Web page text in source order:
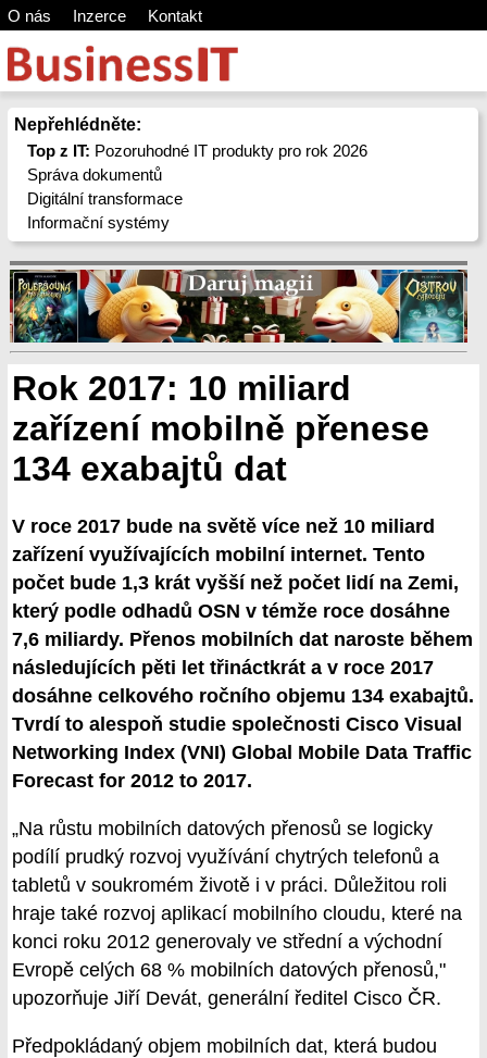
O nás Inzerce Kontakt
Nepřehlédněte:
Top z IT: Pozoruhodné IT produkty pro rok 2026
Správa dokumentů
Digitální transformace
Informační systémy
Rok 2017: 10 miliard
zařízení mobilně přenese
134 exabajtů dat
V roce 2017 bude na světě více než 10 miliard
zařízení využívajících mobilní internet. Tento
počet bude 1,3 krát vyšší než počet lidí na Zemi,
který podle odhadů OSN v témže roce dosáhne
7,6 miliardy. Přenos mobilních dat naroste během
následujících pěti let třináctkrát a v roce 2017
dosáhne celkového ročního objemu 134 exabajtů.
Tvrdí to alespoň studie společnosti Cisco Visual
Networking Index (VNI) Global Mobile Data Traffic
Forecast for 2012 to 2017.
„Na růstu mobilních datových přenosů se logicky
podílí prudký rozvoj využívání chytrých telefonů a
tabletů v soukromém životě i v práci. Důležitou roli
hraje také rozvoj aplikací mobilního cloudu, které na
konci roku 2012 generovaly ve střední a východní
Evropě celých 68 % mobilních datových přenosů,"
upozorňuje Jiří Devát, generální ředitel Cisco ČR.
Předpokládaný objem mobilních dat, která budou